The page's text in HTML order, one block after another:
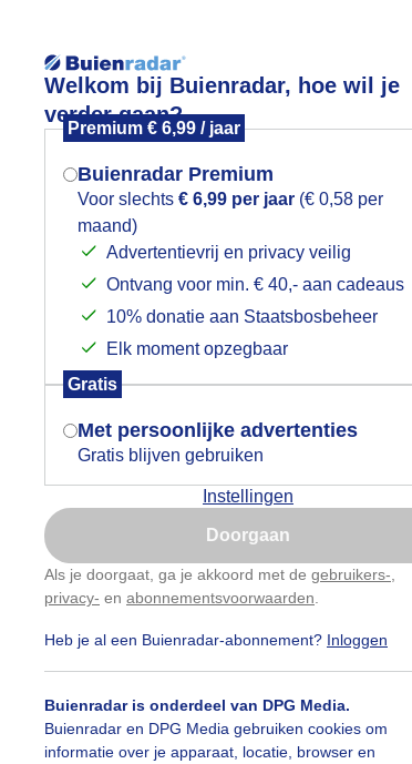
Welkom bij Buienradar, hoe wil je
verder gaan?
Premium € 6,99 / jaar
Buienradar Premium
Voor slechts € 6,99 per jaar (€ 0,58 per
maand)
Advertentievrij en privacy veilig
Ontvang voor min. € 40,- aan cadeaus
10% donatie aan Staatsbosbeheer
Elk moment opzegbaar
Gratis
Met persoonlijke advertenties
Gratis blijven gebruiken
Instellingen
Doorgaan
Als je doorgaat, ga je akkoord met de gebruikers-
privacy- en abonnementsvoorwaarden
Heb je al een Buienradar-abonnement? Inloggen
Buienradar is onderdeel van DPG Media.
Buienradar en DPG Media gebruiken cookies om
informatie over je apparaat, locatie, browser en
Foto en video Weerzine
Mogen we je locatie gebruiken voor
het weer?
Indien je hier nog geen akkoord op hebt
gegeven, verschijnt er zo een pop-up uit
je browser waarin deze toestemming
gevraagd wordt.
Is goed, toon de popup
Nu niet, misschien later
Gebruik je Safari en wil je niet elke dag deze
Klikhierom dit aan te passen